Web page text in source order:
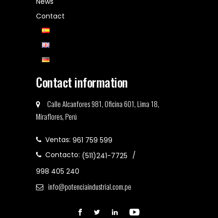
Contact
Contact information
Calle Alcanfores 981, Oficina 601, Lima 18,
Miraflores, Perú
Ventas: 961 759 599
Contacto: (511)241-7725
998 405 240
info@potenciaindustrial.com.pe